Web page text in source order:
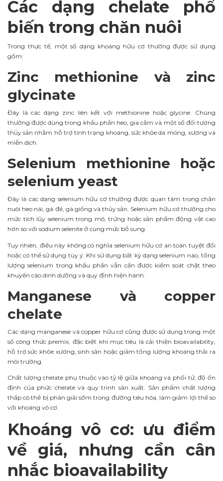
Các dạng chelate phổ
biến trong chăn nuôi
Trong thực tế, một số dạng khoáng hữu cơ thường được sử dụng
gồm:
Zinc methionine và zinc
glycinate
Đây là các dạng zinc liên kết với methionine hoặc glycine. Chúng
thường được dùng trong khẩu phần heo, gia cầm và một số đối tượng
thủy sản nhằm hỗ trợ tình trạng khoáng, sức khỏe da móng, xương và
miễn dịch.
Selenium methionine hoặc
selenium yeast
Đây là các dạng selenium hữu cơ thường được quan tâm trong chăn
nuôi heo nái, gà đẻ, gà giống và thủy sản. Selenium hữu cơ thường cho
mức tích lũy selenium trong mô, trứng hoặc sản phẩm động vật cao
hơn so với sodium selenite ở cùng mức bổ sung.
Tuy nhiên, điều này không có nghĩa selenium hữu cơ an toàn tuyệt đối
hoặc có thể sử dụng tùy ý. Khi sử dụng bất kỳ dạng selenium nào, tổng
lượng selenium trong khẩu phần vẫn cần được kiểm soát chặt theo
khuyến cáo dinh dưỡng và quy định hiện hành.
Manganese và copper
chelate
Các dạng manganese và copper hữu cơ cũng được sử dụng trong một
số công thức premix, đặc biệt khi mục tiêu là cải thiện bioavailability,
hỗ trợ sức khỏe xương, sinh sản hoặc giảm tổng lượng khoáng thải ra
môi trường.
Chất lượng chelate phụ thuộc vào tỷ lệ giữa khoáng và phối tử, độ ổn
định của phức chelate và quy trình sản xuất. Sản phẩm chất lượng
thấp có thể bị phân giải sớm trong đường tiêu hóa, làm giảm lợi thế so
với khoáng vô cơ.
Khoáng vô cơ: ưu điểm
về giá, nhưng cần cân
nhắc bioavailability